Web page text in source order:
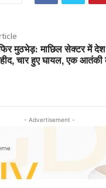
मुठभेड़: माछिल सेक्टर में
चार हुए घायल, एक आतंकी
- Advertisement -